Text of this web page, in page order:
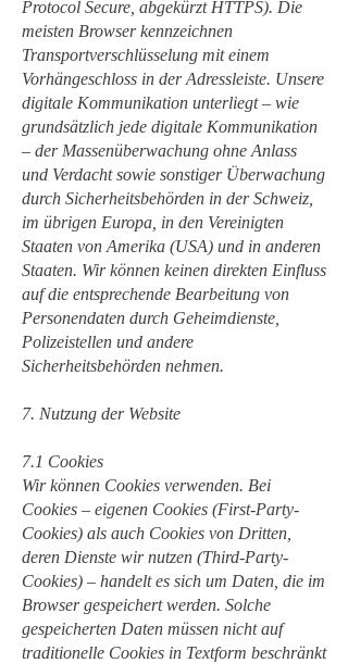
Protocol Secure, abgekürzt HTTPS). Die
meisten Browser kennzeichnen
Transportverschlüsselung mit einem
Vorhängeschloss in der Adressleiste. Unsere
digitale Kommunikation unterliegt – wie
grundsätzlich jede digitale Kommunikation
– der Massenüberwachung ohne Anlass
und Verdacht sowie sonstiger Überwachung
durch Sicherheitsbehörden in der Schweiz,
im übrigen Europa, in den Vereinigten
Staaten von Amerika (USA) und in anderen
Staaten. Wir können keinen direkten Einfluss
auf die entsprechende Bearbeitung von
Personendaten durch Geheimdienste,
Polizeistellen und andere
Sicherheitsbehörden nehmen.
7. Nutzung der Website
7.1 Cookies
Wir können Cookies verwenden. Bei
Cookies – eigenen Cookies (First-Party-
Cookies) als auch Cookies von Dritten,
deren Dienste wir nutzen (Third-Party-
Cookies) – handelt es sich um Daten, die im
Browser gespeichert werden. Solche
gespeicherten Daten müssen nicht auf
traditionelle Cookies in Textform beschränkt